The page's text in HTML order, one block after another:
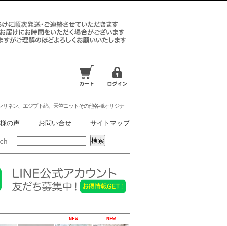
ネン、エジプト綿、天竺ニットその他各種オリジナ
の声 ｜ お問い合せ ｜ サイトマップ
NEW NEW